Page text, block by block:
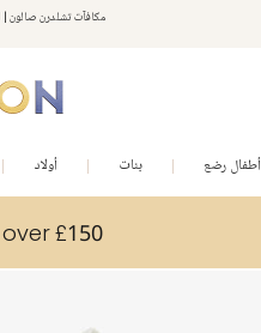
استمتعوامكافآت تشلدرن صالون
أطفال رضع بنات أولاد
£150